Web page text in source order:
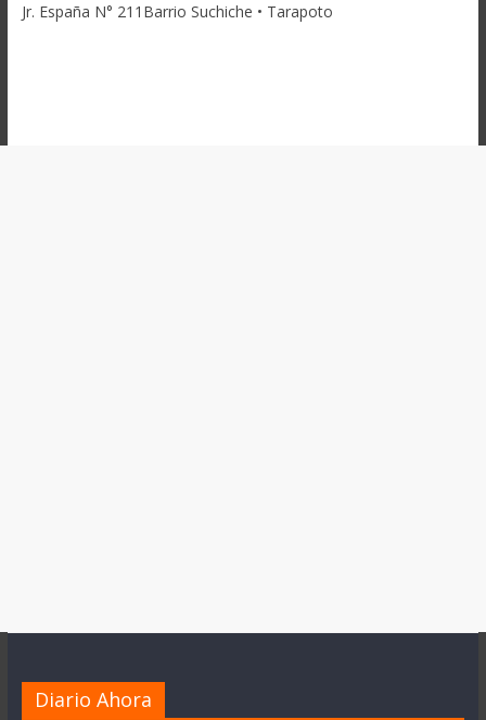
Jr. España N° 211Barrio Suchiche • Tarapoto
Diario Ahora